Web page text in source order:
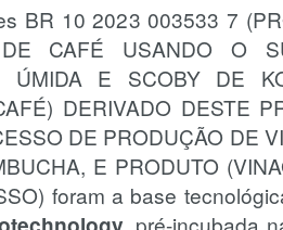
BR 10 2023 003533 7
CAFÉ USANDO O
ÚMIDA E SCOBY DE
DERIVADO DESTE
DE PRODUÇÃO DE
E PRODUTO
foram a base
, pré-incubada